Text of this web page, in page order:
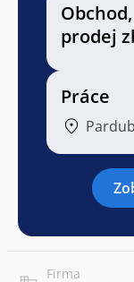
prodej
Práce
Firma